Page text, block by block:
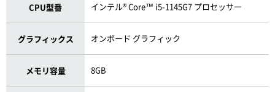
CPU型番 インテル® Core™ i5-1145G7 プロセッサー
グラフィックス オンボード グラフィック
メモリ容量 8GB